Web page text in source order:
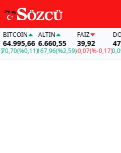
(%0,11)
ALTIN
6.660,55
167,96(%2,59)
FAİZ
39,92
-0,07(%-0,17)
DOLAR
47,71
0,09